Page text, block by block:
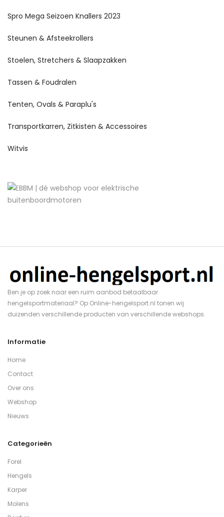
Spro Mega Seizoen Knallers 2023
Steunen & Afsteekrollers
Stoelen, Stretchers & Slaapzakken
Tassen & Foudralen
Tenten, Ovals & Paraplu's
Transportkarren, Zitkisten & Accessoires
Witvis
Ben je op zoek naar een ruim aanbod betaalbaar
hengelsportmateriaal? Op Online-hengelsport.nl tonen wij
duizenden verschillende producten van verschillende webshops.
Informatie
Home
Contact
Over ons
Webshop
Nieuws
Categorieën
Forel
Hengels
Karper
Molens